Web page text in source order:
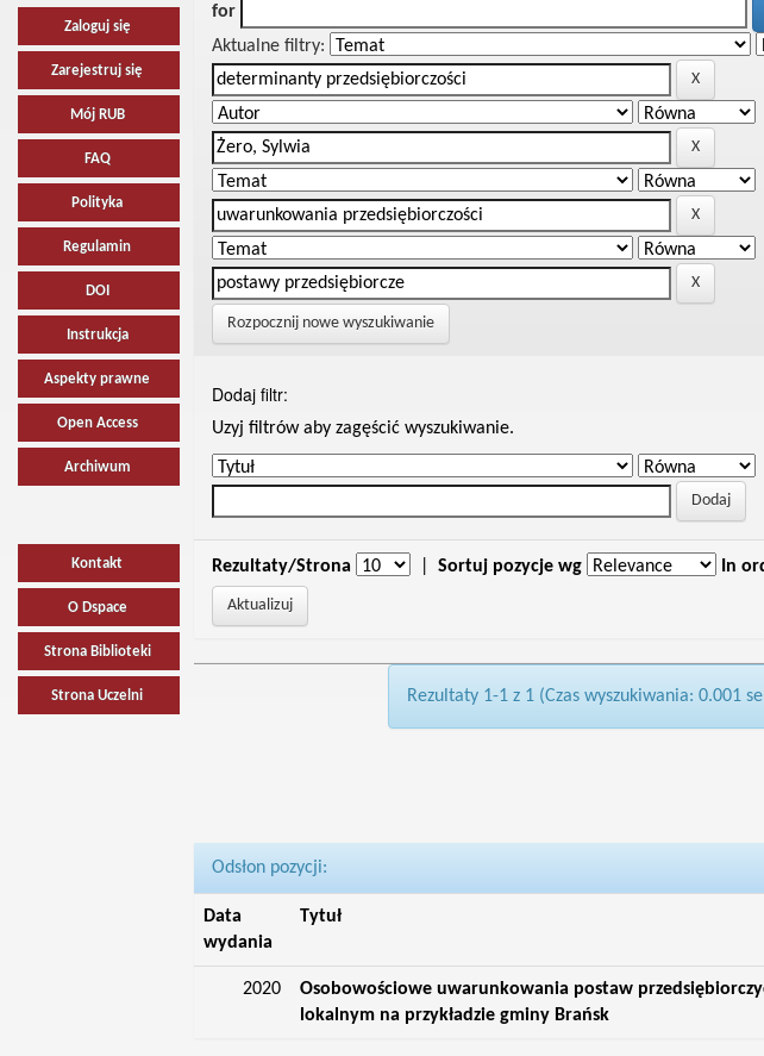
Zaloguj się
Zarejestruj się
Mój RUB
FAQ
Polityka
Regulamin
DOI
Instrukcja
Aspekty prawne
Open Access
Archiwum
Kontakt
O Dspace
Strona Biblioteki
Strona Uczelni
for
Aktualne filtry:
Rozpocznij nowe wyszukiwanie
Dodaj filtr:
Uzyj filtrów aby zagęścić wyszukiwanie.
Rezultaty/Strona Sortuj pozycje wg In
Rezultaty 1-1 z 1 (Czas wyszukiwania: 0.001
Odsłon pozycji:
Data
wydania
Tytuł
2020
Osobowościowe uwarunkowania postaw
lokalnym na przykładzie gminy Brańsk